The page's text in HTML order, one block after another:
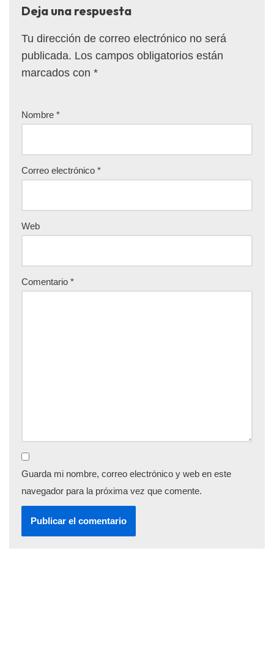
Deja una respuesta
Tu dirección de correo electrónico no será
publicada. Los campos obligatorios están
marcados con *
Nombre *
Correo electrónico *
Web
Comentario *
Guarda mi nombre, correo electrónico y web en este
navegador para la próxima vez que comente.